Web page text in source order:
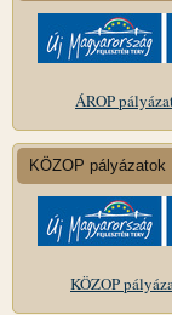
ÁROP
KÖZOP pályázatok
KÖZOP